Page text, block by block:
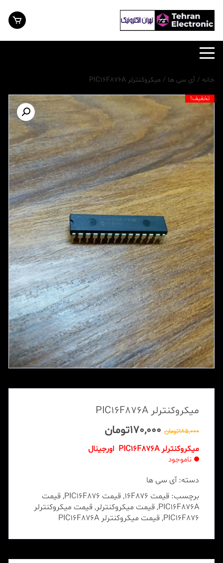
محتوا
خانه /آی سی ها / میکروکنترلر PIC16F876A
تخفیف!
میکروکنترلر PIC16F876A
185,000تومان 170,000تومان
میکروکنترلر PIC16F876A اورجینال
ناموجود
دسته:آی سی ها
برچسب:قیمت 16F876 ,قیمت PIC16F876 ,قیمت
PIC16F876A
,قیمت میکروکنترلر,قیمت میکروکنترلر
PIC16F876
,قیمت میکروکنترلر PIC16F876A